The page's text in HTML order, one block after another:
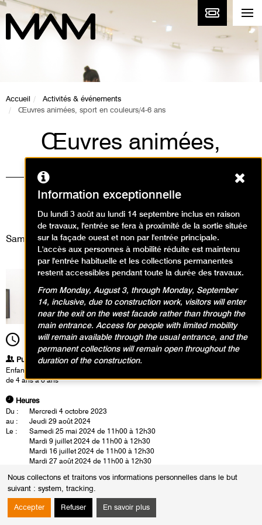
Nous collectons et traitons vos informations personnelles dans le but
suivant : system, tracking.
Accepter Refuser En savoir plus
Accueil
Activités & événements
Œuvres animées, sport en couleurs/4-6 ans
Œuvres animées,
sport en couleurs/4-
6 ans
Animations / Visite animation
Samedi 25 mai 2024
11h00 Durée1h30
Publics
Enfants / Ados
de 4 ans à 6 ans
Heures
Du :
Mercredi 4 octobre 2023
au :
Jeudi 29 août 2024
Le :
Samedi 25 mai 2024 de 11h00 à 12h30
Mardi 9 juillet 2024 de 11h00 à 12h30
Mardi 16 juillet 2024 de 11h00 à 12h30
Mardi 27 août 2024 de 11h00 à 12h30
Dans les collections : atelier créatif pour les mini-sportifs
sport, où l’effort, la compétition et l’expression physique se fondent en
Information exceptionnelle
Du lundi 3 août au lundi 14 septembre inclus en raison
de travaux, l'entrée se fera à proximité de la sortie située
sur la façade ouest et non par l'entrée principale.
L'accès aux personnes à mobilité réduite est maintenu
par l'entrée habituelle et les collections permanentes
restent accessibles pendant toute la durée des travaux.
From Monday, August 3, through Monday, September
14, inclusive, due to construction work, visitors will enter
near the exit on the west facade rather than through the
main entrance. Access for people with limited mobility
will remain available through the usual entrance, and the
permanent collections will remain open throughout the
duration of the construction.